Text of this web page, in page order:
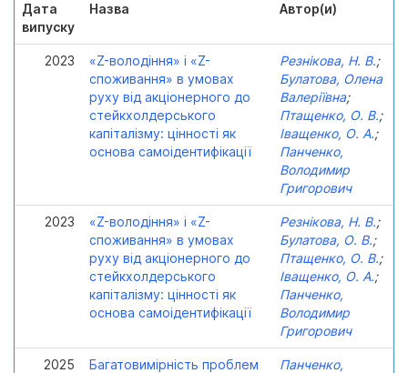
Дата
випуску
Назва Автор(и)
2023
«Z-володіння» і «Z-
споживання» в умовах
руху від акціонерного до
стейкхолдерського
капіталізму: цінності як
основа самоідентифікації
Резнікова, Н. В.;
Булатова, Олена
Валеріївна;
Птащенко, О. В.;
Іващенко, О. А.;
Панченко,
Володимир
Григорович
2023
«Z-володіння» і «Z-
споживання» в умовах
руху від акціонерного до
стейкхолдерського
капіталізму: цінності як
основа самоідентифікації
Резнікова, Н. В.;
Булатова, О. В.;
Птащенко, О. В.;
Іващенко, О. А.;
Панченко,
Володимир
Григорович
2025
Багатовимірність проблем
Панченко,